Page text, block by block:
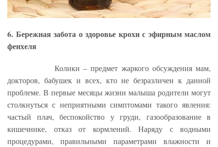
6. Бережная забота о здоровье крохи с эфирным маслом
фенхеля
Колики – предмет жаркого обсуждения мам,
докторов, бабушек и всех, кто не безразличен к данной
проблеме. В первые месяцы жизни малыша родители могут
столкнуться с неприятными симптомами такого явления:
частый плач, беспокойство у груди, газообразование в
кишечнике, отказ от кормлений. Наряду с водными
процедурами, правильными параметрами влажности и